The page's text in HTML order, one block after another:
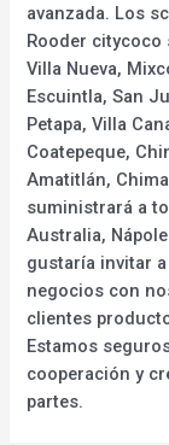
avanzada. Los
Rooder citycoco
Villa Nueva,
Escuintla, San
Petapa, Villa
Coatepeque,
Amatitlán,
suministrará a
Australia,
gustaría invitar
negocios con
clientes
Estamos
cooperación y
partes.